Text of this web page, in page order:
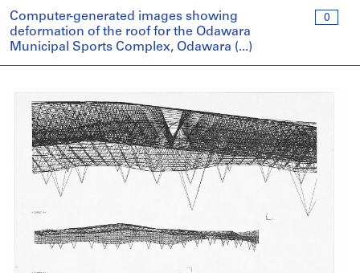
0
Computer-generated images showing
deformation of the roof for the Odawara
Municipal Sports Complex, Odawara (...)